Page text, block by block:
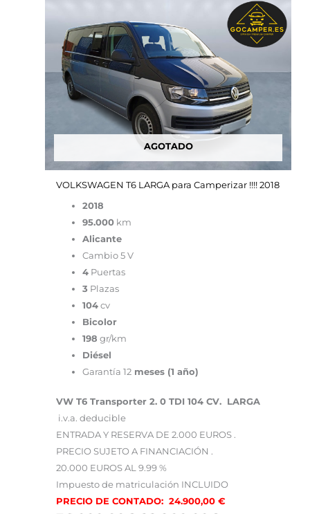
AGOTADO
VOLKSWAGEN T6 LARGA para Camperizar !!!! 2018
2018
95.000km
Alicante
Cambio 5 V
4Puertas
3 Plazas
104cv
Bicolor
198 gr/km
Diésel
Garantía 12meses (1 año)
VW T6 Transporter 2. 0 TDI 104 CV. LARGA
i.v.a. deducible
ENTRADA Y RESERVA DE 2.000 EUROS .
PRECIO SUJETO A FINANCIACIÓN .
20.000 EUROS AL 9.99 %
Impuesto de matriculación INCLUIDO
PRECIO DE CONTADO: 24.900,00 €
22,900.00€.